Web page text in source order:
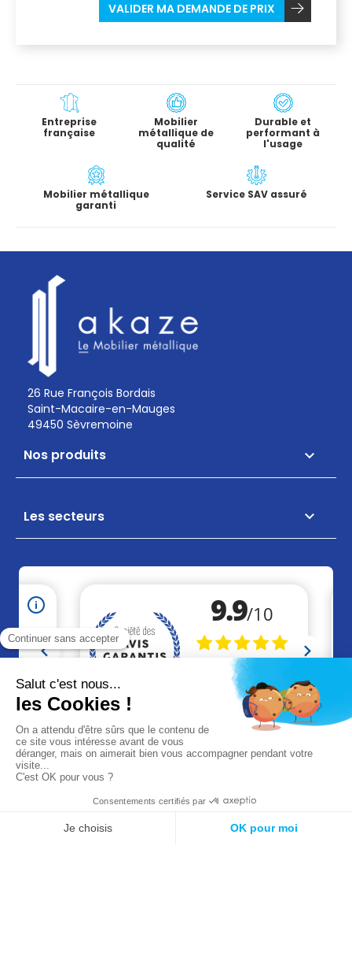
VALIDER MA DEMANDE DE PRIX
Entreprise
française
Mobilier
métallique de
qualité
Durable et
performant à
l'usage
Mobilier métallique
garanti
Service SAV assuré
26 Rue François Bordais
Saint-Macaire-en-Mauges
49450 Sèvremoine
Nos produits 
Les secteurs 
CGU © 2026 Akaze